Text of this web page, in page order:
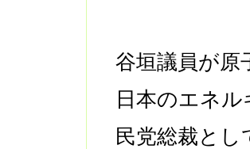
谷垣議員が
日本のエネ
民党総裁と